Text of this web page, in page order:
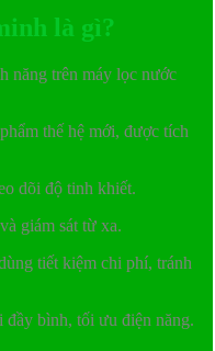
là gì?
thế hệ mới, được tích
dõi độ tinh khiết.
giám sát từ xa.
tiết kiệm chi phí, tránh
đầy bình, tối ưu điện năng.